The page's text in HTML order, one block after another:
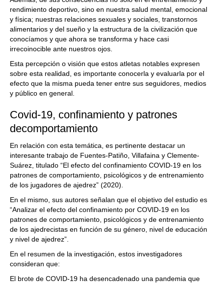
rendimiento deportivo, sino en nuestra salud mental, emocional
y física; nuestras relaciones sexuales y sociales, transtornos
alimentarios y del sueño y la estructura de la civilización que
conocíamos y que ahora se transforma y hace casi
irrecoinocible ante nuestros ojos.
Esta percepción o visión que estos atletas notables expresen
sobre esta realidad, es importante conocerla y evaluarla por el
efecto que la misma pueda tener entre sus seguidores, medios
y público en general.
Covid-19, confinamiento y patrones
decomportamiento
En relación con esta temática, es pertinente destacar un
interesante trabajo de Fuentes-Patiño, Villafaina y Clemente-
Suárez, titulado “El efecto del confinamiento COVID-19 en los
patrones de comportamiento, psicológicos y de entrenamiento
de los jugadores de ajedrez” (2020).
En el mismo, sus autores señalan que el objetivo del estudio es
“Analizar el efecto del confinamiento por COVID-19 en los
patrones de comportamiento, psicológicos y de entrenamiento
de los ajedrecistas en función de su género, nivel de educación
y nivel de ajedrez”.
En el resumen de la investigación, estos investigadores
consideran que:
El brote de COVID-19 ha desencadenado una pandemia que